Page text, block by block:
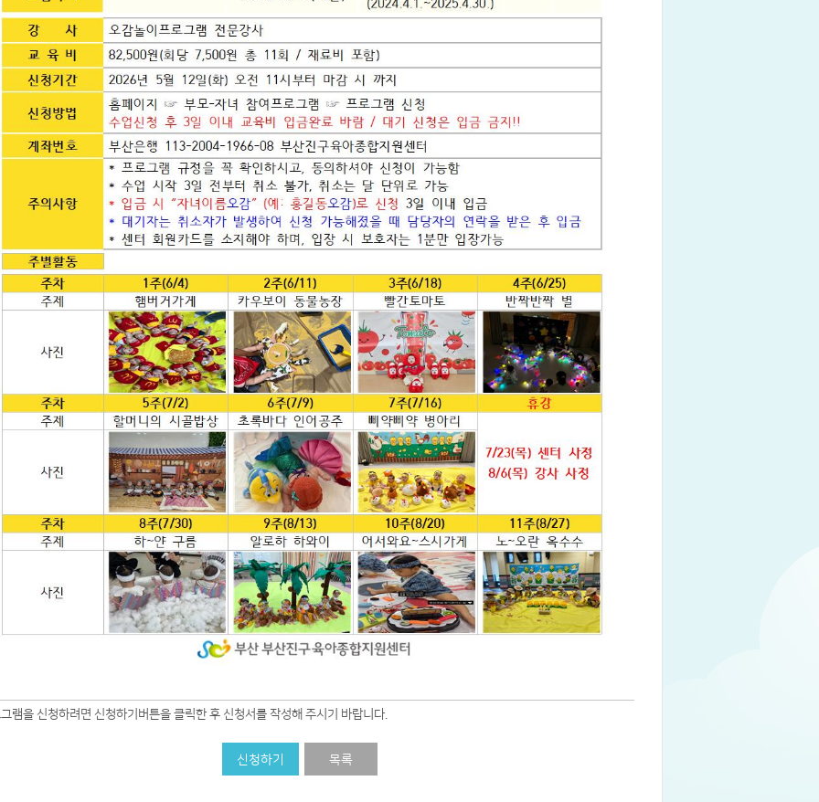
램을 신청하려면 신청하기버튼을 클릭한 후 신청서를 작성해 주시기 바랍니다.
신청하기 목록